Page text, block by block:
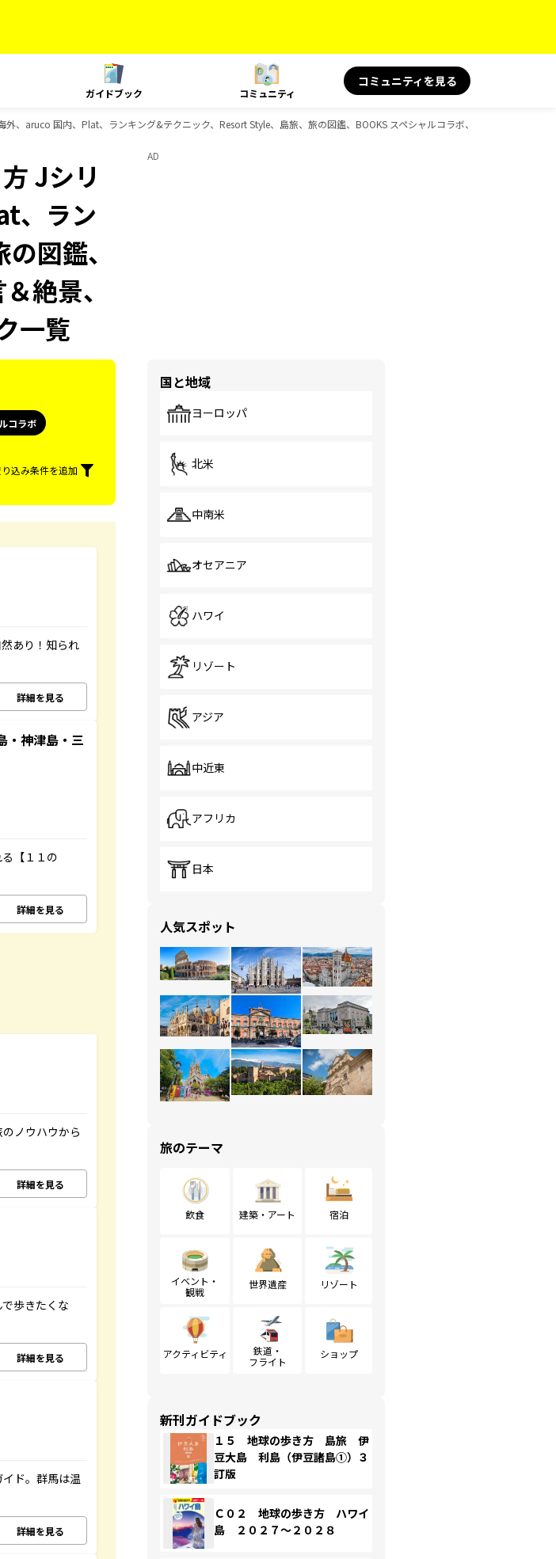
ガイドブック コミュニティ
コミュニティを見る
、aruco 国内、Plat、ランキング&テクニック、Resort Style、島旅、旅の図鑑、BOOKS スペシャルコラボ、BOOKS 旅の名言
Jシリ
、ラン
図鑑、
絶景、
一覧
コラボ
込み条件を追加
あり！知られ
詳細を見る
神津島・三
【１１の
詳細を見る
ノウハウから
詳細を見る
歩きたくな
詳細を見る
ド。群馬は温
詳細を見る
AD
国と地域
ヨーロッパ
北米
中南米
オセアニア
ハワイ
リゾート
アジア
中近東
アフリカ
日本
人気スポット
旅のテーマ
飲食 建築・アート 宿泊
イベント・
観戦
世界遺産 リゾート
アクティビティ
鉄道・
フライト
ショップ
新刊ガイドブック
１５ 地球の歩き方 島旅 伊
豆大島 利島（伊豆諸島①）３
訂版
Ｃ０２ 地球の歩き方 ハワイ
島 ２０２７～２０２８